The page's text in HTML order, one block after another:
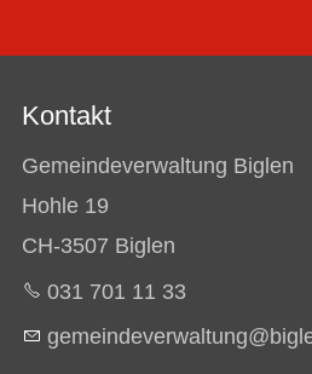
Kontakt
Gemeindeverwaltung Biglen
Hohle 19
CH-3507 Biglen
031 701 11 33
g m nd v rw lt ng b gl